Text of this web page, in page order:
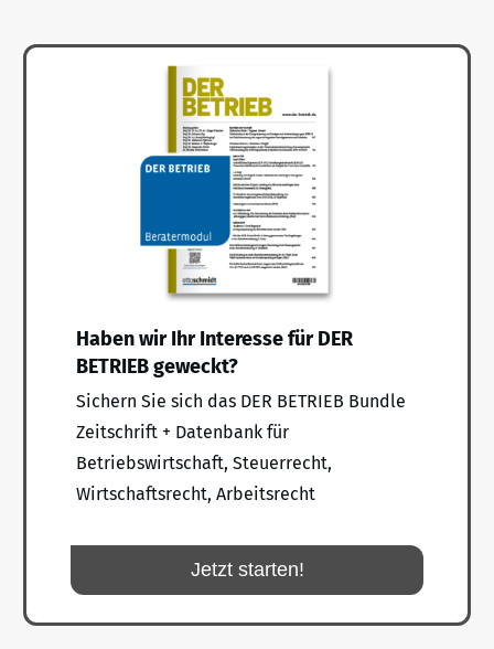
Haben wir Ihr Interesse für DER
BETRIEB geweckt?
Sichern Sie sich das DER BETRIEB Bundle
Zeitschrift + Datenbank für
Betriebswirtschaft, Steuerrecht,
Wirtschaftsrecht, Arbeitsrecht
Jetzt starten!